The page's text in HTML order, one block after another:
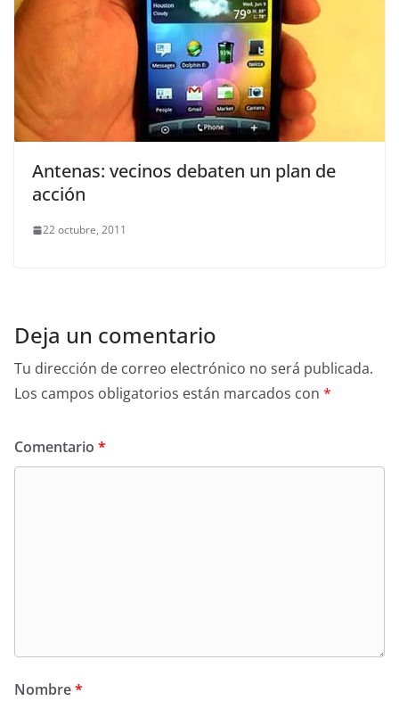
Antenas: vecinos debaten un plan de
acción
22 octubre, 2011
Deja un comentario
Tu dirección de correo electrónico no será publicada.
Los campos obligatorios están marcados con *
Comentario *
Nombre*